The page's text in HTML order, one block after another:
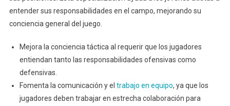
entender sus responsabilidades en el campo, mejorando su
conciencia general del juego.
Mejora la conciencia táctica al requerir que los jugadores
entiendan tanto las responsabilidades ofensivas como
defensivas.
Fomenta la comunicación y el trabajo en equipo, ya que los
jugadores deben trabajar en estrecha colaboración para